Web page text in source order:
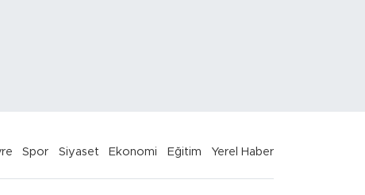
Spor Siyaset Ekonomi Eğitim Yerel Haber